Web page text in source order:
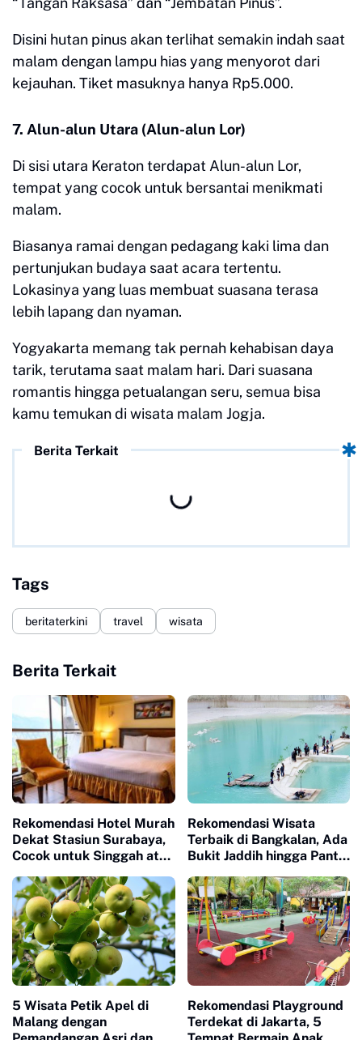
Disini hutan pinus akan terlihat semakin indah saat
malam dengan lampu hias yang menyorot dari
kejauhan. Tiket masuknya hanya Rp5.000.
7. Alun-alun Utara (Alun-alun Lor)
Di sisi utara Keraton terdapat Alun-alun Lor,
tempat yang cocok untuk bersantai menikmati
malam.
Biasanya ramai dengan pedagang kaki lima dan
pertunjukan budaya saat acara tertentu.
Lokasinya yang luas membuat suasana terasa
lebih lapang dan nyaman.
Yogyakarta memang tak pernah kehabisan daya
tarik, terutama saat malam hari. Dari suasana
romantis hingga petualangan seru, semua bisa
kamu temukan di wisata malam Jogja.
Berita Terkait
Tags
beritaterkini travel wisata
Berita Terkait
Rekomendasi Hotel Murah
Dekat Stasiun Surabaya,
Cocok untuk Singgah atau
Rekomendasi Wisata
Terbaik di Bangkalan, Ada
Bukit Jaddih hingga Pantai
5 Wisata Petik Apel di
Malang dengan
Rekomendasi Playground
Terdekat di Jakarta, 5